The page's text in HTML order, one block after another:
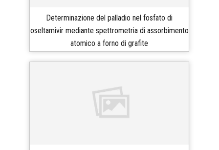
Determinazione del palladio nel fosfato di
oseltamivir mediante spettrometria di assorbimento
atomico a forno di grafite